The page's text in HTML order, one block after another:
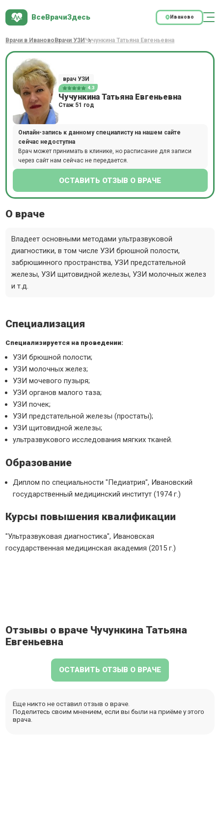
ВсеВрачиЗдесь Иваново
Врачи в Иваново Врачи УЗИ Чучункина Татьяна Евгеньевна
врач УЗИ
4.3
Чучункина Татьяна Евгеньевна
Стаж 51 год
Онлайн-запись к данному специалисту на нашем сайте
сейчас недоступна
Врач может принимать в клинике, но расписание для записи
через сайт нам сейчас не передается.
ОСТАВИТЬ ОТЗЫВ О ВРАЧЕ
О враче
Владеет основными методами ультразвуковой
диагностики, в том числе УЗИ брюшной полости,
забрюшинного пространства, УЗИ предстательной
железы, УЗИ щитовидной железы, УЗИ молочных желез
и т.д.
Специализация
Специализируется на проведении:
УЗИ брюшной полости;
УЗИ молочных желез;
УЗИ мочевого пузыря;
УЗИ органов малого таза;
УЗИ почек;
УЗИ предстательной железы (простаты);
УЗИ щитовидной железы;
ультразвукового исследования мягких тканей.
Образование
Диплом по специальности "Педиатрия", Ивановский
государственный медицинский институт (1974 г.)
Курсы повышения квалификации
"Ультразвуковая диагностика", Ивановская
государственная медицинская академия (2015 г.)
Отзывы о враче Чучункина Татьяна
Евгеньевна
ОСТАВИТЬ ОТЗЫВ О ВРАЧЕ
Еще никто не оставил отзыв о враче.
Поделитесь своим мнением, если вы были на приёме у этого
врача.